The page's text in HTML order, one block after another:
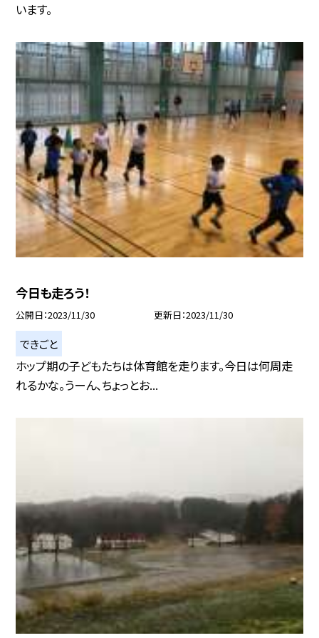
います。
今日も走ろう！
公開日 2023/11/30 更新日 2023/11/30
できごと
ホップ期の子どもたちは体育館を走ります。今日は何周走
れるかな。うーん、ちょっとお...